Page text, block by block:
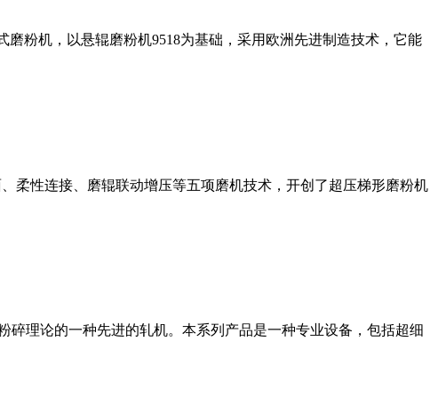
粉机，以悬辊磨粉机9518为基础，采用欧洲先进制造技术，它能
柔性连接、磨辊联动增压等五项磨机技术，开创了超压梯形磨粉机
理论的一种先进的轧机。本系列产品是一种专业设备，包括超细